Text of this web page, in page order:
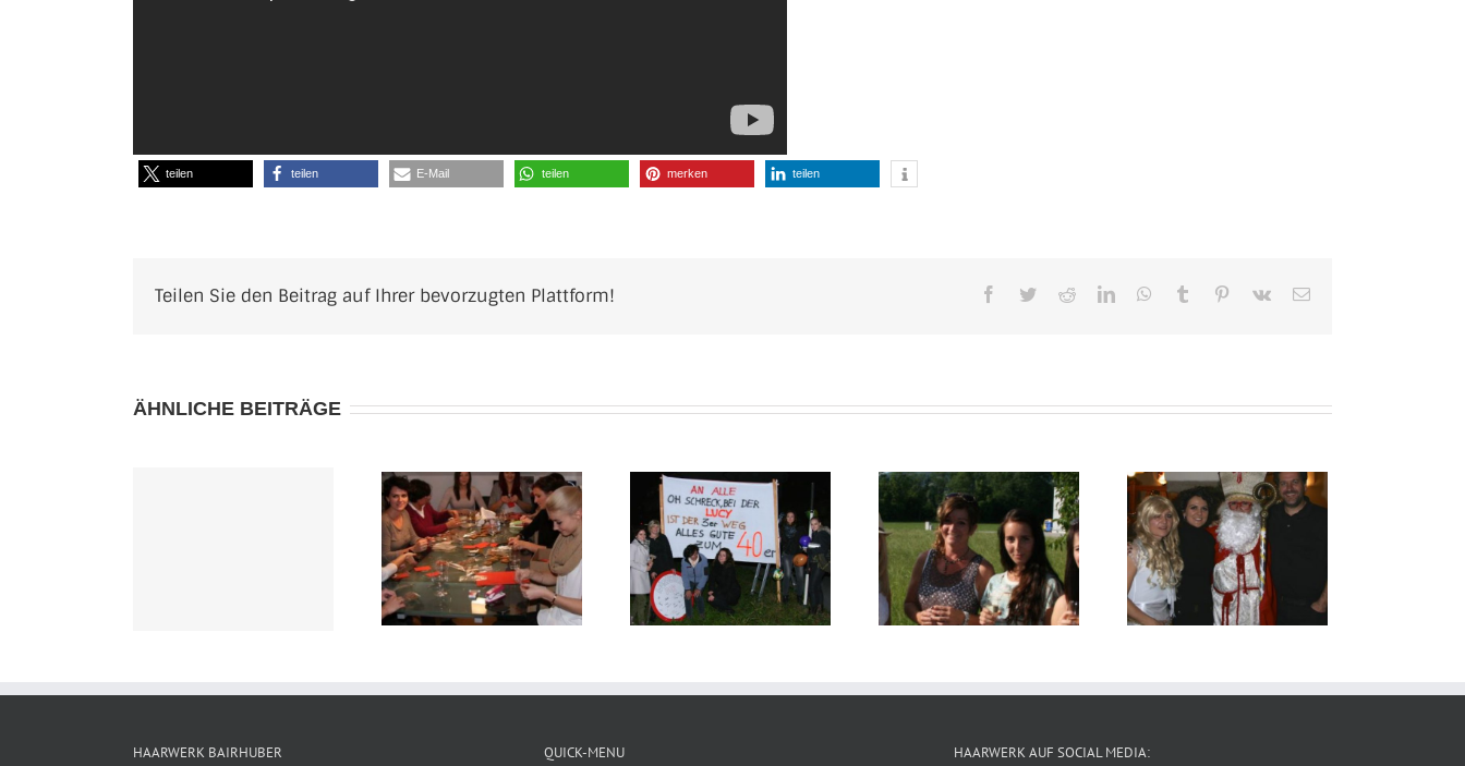
teilen teilen E-Mail teilen merken teilen
Teilen Sie den Beitrag auf Ihrer bevorzugten Plattform! Facebook
TwitterRedditLinkedInWhatsApp
Tumblr Pinterest
Vk
E-
ÄHNLICHE BEITRÄGE
Topstylistin Lucy
wird 40!
Sommerfest 2014
Weihnachtsfeier
2013
HAARWERK BAIRHUBER QUICK-MENU HAARWERK AUF SOCIAL MEDIA: